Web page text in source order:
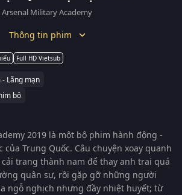
Arsenal Military Academy
Thông tin phim
Full HD Vietsub
- Lãng mạn
bộ
2019 là một bộ phim hành động -
Trung Quốc. Câu chuyện xoay quanh
cải trang thành nam để thay anh trai quá
quân sự, rồi gặp gỡ những người
ngỗ nghịch nhưng đầy nhiệt huyết; từ